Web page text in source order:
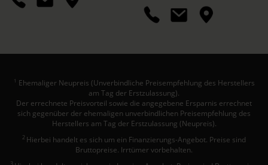
1 Ehemaliger Neupreis (Unverbindliche Preisempfehlung des Herstellers
am Tag der Erstzulassung).
Der errechnete Preisvorteil sowie die angegebene Ersparnis errechnet
sich gegenüber der ehemaligen unverbindlichen Preisempfehlung des
Herstellers am Tag der Erstzulassung (Neupreis).
2 Hierbei handelt es sich um ein Finanzierungs-Angebot. Preise sind
Bruttopreise. Irrtümer vorbehalten.